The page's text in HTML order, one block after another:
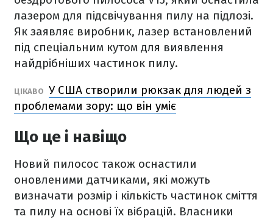
лазером для підсвічування пилу на підлозі.
Як заявляє виробник, лазер встановлений
під спеціальним кутом для виявлення
найдрібніших частинок пилу.
ЦІКАВО У США створили рюкзак для людей з
проблемами зору: що він уміє
Що це і навіщо
Новий пилосос також оснастили
оновленими датчиками, які можуть
визначати розмір і кількість частинок сміття
та пилу на основі їх вібрацій. Власники